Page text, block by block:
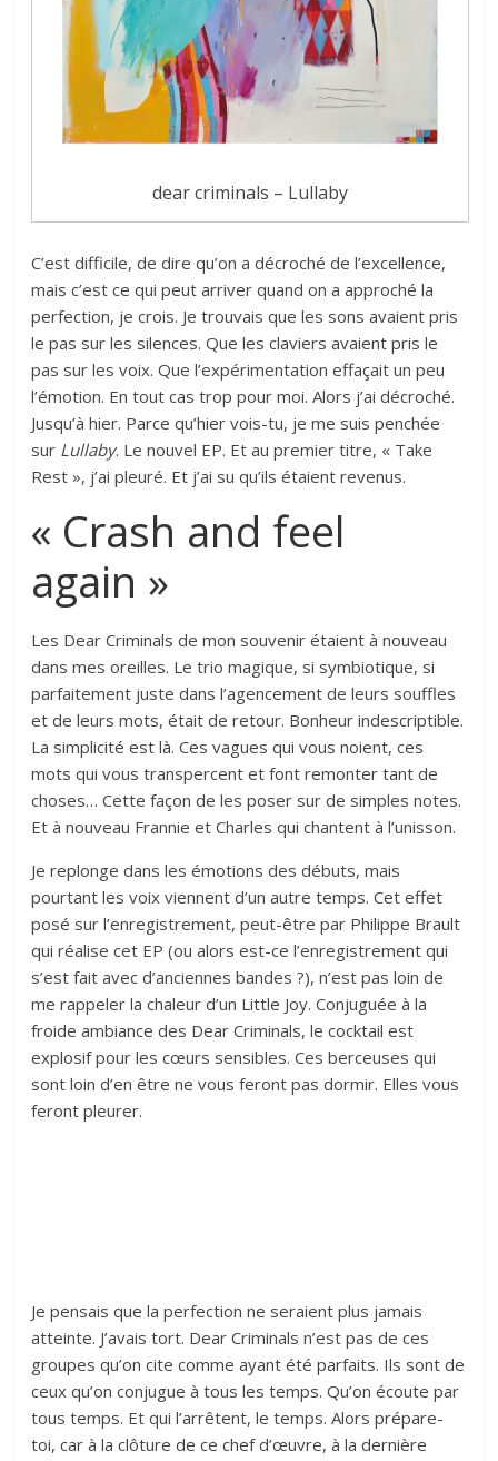
dear criminals – Lullaby
C’est difficile, de dire qu’on a décroché de l’excellence,
mais c’est ce qui peut arriver quand on a approché la
perfection, je crois. Je trouvais que les sons avaient pris
le pas sur les silences. Que les claviers avaient pris le
pas sur les voix. Que l’expérimentation effaçait un peu
l’émotion. En tout cas trop pour moi. Alors j’ai décroché.
Jusqu’à hier. Parce qu’hier vois-tu, je me suis penchée
sur Lullaby. Le nouvel EP. Et au premier titre, « Take
Rest », j’ai pleuré. Et j’ai su qu’ils étaient revenus.
« Crash and feel
again »
Les Dear Criminals de mon souvenir étaient à nouveau
dans mes oreilles. Le trio magique, si symbiotique, si
parfaitement juste dans l’agencement de leurs souffles
et de leurs mots, était de retour. Bonheur indescriptible.
La simplicité est là. Ces vagues qui vous noient, ces
mots qui vous transpercent et font remonter tant de
choses… Cette façon de les poser sur de simples notes.
Et à nouveau Frannie et Charles qui chantent à l’unisson.
Je replonge dans les émotions des débuts, mais
pourtant les voix viennent d’un autre temps. Cet effet
posé sur l’enregistrement, peut-être par Philippe Brault
qui réalise cet EP (ou alors est-ce l’enregistrement qui
s’est fait avec d’anciennes bandes ?), n’est pas loin de
me rappeler la chaleur d’un Little Joy. Conjuguée à la
froide ambiance des Dear Criminals, le cocktail est
explosif pour les cœurs sensibles. Ces berceuses qui
sont loin d’en être ne vous feront pas dormir. Elles vous
feront pleurer.
Je pensais que la perfection ne seraient plus jamais
atteinte. J’avais tort. Dear Criminals n’est pas de ces
groupes qu’on cite comme ayant été parfaits. Ils sont de
ceux qu’on conjugue à tous les temps. Qu’on écoute par
tous temps. Et qui l’arrêtent, le temps. Alors prépare-
toi, car à la clôture de ce chef d’œuvre, à la dernière